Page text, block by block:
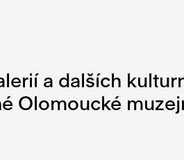
a dalších
Olomoucké